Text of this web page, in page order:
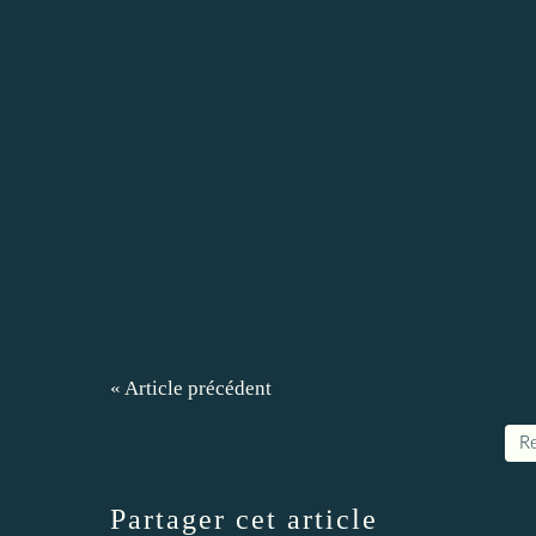
« Article précédent
Partager cet article